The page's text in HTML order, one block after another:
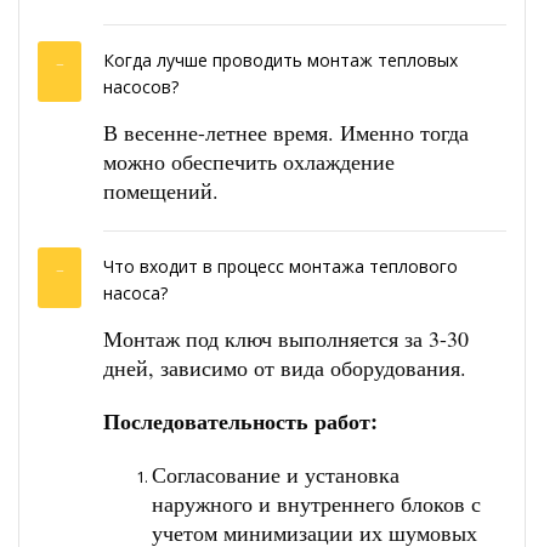
Когда лучше проводить монтаж тепловых
насосов?
В весенне-летнее время. Именно тогда
можно обеспечить охлаждение
помещений.
Что входит в процесс монтажа теплового
насоса?
Монтаж под ключ выполняется за 3-30
дней, зависимо от вида оборудования.
Последовательность работ:
Согласование и установка
наружного и внутреннего блоков с
учетом минимизации их шумовых